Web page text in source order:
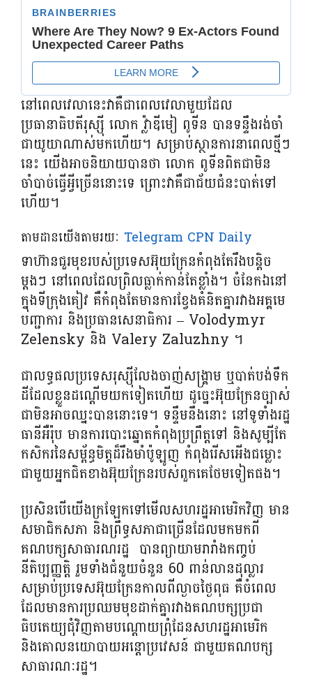
នៅពេលវេលានេះវាគឺជាពេលវេលាមួយដែល
ប្រធានាធិបតីរុស្ស៊ី លោក វ្ល៉ាឌីមៀ ពូទីន បានទន្ទឹងរង់ចាំ
ជាយូយាណាស់មកហើយ។ សម្រាប់ស្ថានការនាពេលថ្មីៗ
នេះ យើងអាចនិយាយបានថា លោក ពូទីនពិតជាមិន
ចាំបាច់ធ្វើអ្វីច្រើននោះទេ ព្រោះវាគឺជាជ័យជំនះបាត់ទៅ
ហើយ។
តាមដានយើងតាមរយៈ Telegram CPN Daily
ទាហ៊ានជួរមុខរបស់ប្រទេសអ៊ុយក្រែនកំពុងតែរឹងបន្តិច
ម្តងៗ នៅពេលដែលព្រិលធ្លាក់កាន់តែខ្លាំង។ ចំនែកឯនៅ
ក្នុងទីក្រុងគៀវ គឺកំពុងតែមានការខ្វែងគំនិតគ្នារវាងអគ្គមេ
បញ្ជាការ និងប្រធានសេនាធិការ – Volodymyr
Zelensky និង Valery Zaluzhny ។
ជាលទ្ធផលប្រទេសរុស្ស៊ី​លែង​ចាញ់​សង្គ្រាម ឬបាត់បង់ទឹក​
ដី​ដែល​ខ្លួន​ដណ្តើម​យក​ទៀត​ហើយ ដូច្នេះ​អ៊ុយក្រែន​ច្បាស់​
ជា​មិនអាច​ឈ្នះបាននោះ​ទេ។ ទន្ទឹមនឹងនោះ នៅទូទាំងរដ្ឋ
ធានីអឺរ៉ុប មានការបោះឆ្នោតកំពុងប្រព្រឹត្តទៅ និងសូម្បីតែ
កសិករនៃសម្ព័ន្ធមិត្តដ៏រឹងមាំប៉ូឡូញ កំពុងរើសអើងជម្លោះ
ជាមួយអ្នកជិតខាងអ៊ុយក្រែនរបស់ពួកគេថែមទៀតផង។
ប្រសិនបើយើងក្រឡែកទៅមើលសហរដ្ឋអាមេរិកវិញ មាន
សមាជិកសភា និងព្រឹទ្ធសភាជាច្រើនដែលមកមកពី
គណបក្សសាធារណរដ្ឋ បានព្យាយាមរារាំងកញ្ចប់
នីតិប្បញ្ញត្តិ រួមទាំងជំនួយចំនួន 60 ពាន់លានដុល្លារ
សម្រាប់ប្រទេសអ៊ុយក្រែនកាលពីល្ងាចថ្ងៃពុធ គឺចំពេល
ដែលមានការប្រឈមមុខដាក់គ្នារវាងគណបក្សប្រជា
ធិបតេយ្យជុំវិញតាមបណ្តោយព្រុំដែនសហរដ្ឋអាមេរិក
និងគោលនយោបាយអន្តោប្រវេសន៍ ជាមួយគណបក្ស
សាធារណៈរដ្ឋ។